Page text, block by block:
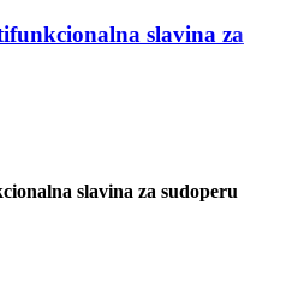
slavina za
slavina za sudoperu